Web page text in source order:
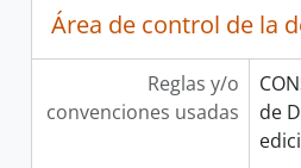
Área de control de la
Reglas y/o
convenciones usadas
de